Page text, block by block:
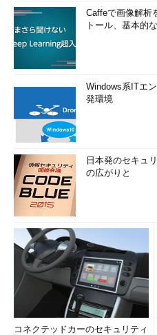
Caffeで画像解析
トール、基本的
Windows系ITエ
発環境
日本発のセキュ
の広がりと
コネクテッドカーのセキュリティ